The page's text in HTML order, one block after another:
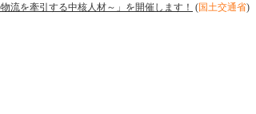
流を牽引する中核人材～」を開催します！ (国土交通省)